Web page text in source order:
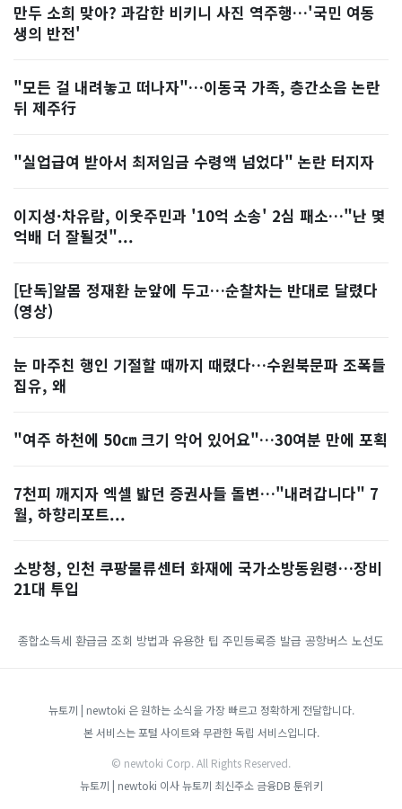
만두 소희 맞아? 과감한 비키니 사진 역주행…'국민 여동
생의 반전'
"모든 걸 내려놓고 떠나자"…이동국 가족, 층간소음 논란
뒤 제주行
"실업급여 받아서 최저임금 수령액 넘었다" 논란 터지자
이지성·차유람, 이웃주민과 '10억 소송' 2심 패소…"난 몇
억배 더 잘될것"...
[단독]알몸 정재환 눈앞에 두고…순찰차는 반대로 달렸다
(영상)
눈 마주친 행인 기절할 때까지 때렸다…수원북문파 조폭들
집유, 왜
"여주 하천에 50㎝ 크기 악어 있어요"…30여분 만에 포획
7천피 깨지자 엑셀 밟던 증권사들 돌변…"내려갑니다" 7
월, 하향리포트...
소방청, 인천 쿠팡물류센터 화재에 국가소방동원령…장비
21대 투입
종합소득세 환급금 조회 방법과 유용한 팁 주민등록증 발급 공항버스 노선도
뉴토끼 | newtoki 은 원하는 소식을 가장 빠르고 정확하게 전달합니다.
본 서비스는 포털 사이트와 무관한 독립 서비스입니다.
© newtoki Corp. All Rights Reserved.
뉴토끼 | newtoki 이사 뉴토끼 최신주소 금융DB 툰위키